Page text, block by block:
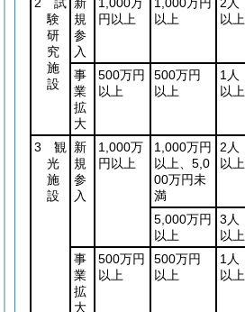
験
研
究
施
設
規
参
入
円以上
以上
以上
事
業
拡
大
500万円
以上
500万円
以上
1人
以上
3 観
光
施
設
新
規
参
入
1,000万
円以上
1,000万円
以上、5,0
00万円未
満
2人
以上
5,000万円
以上
3人
以上
事
業
拡
大
500万円
以上
500万円
以上
1人
以上